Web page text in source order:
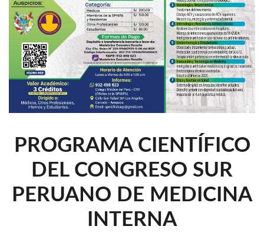
PROGRAMA CIENTÍFICO
DEL CONGRESO SUR
PERUANO DE MEDICINA
INTERNA